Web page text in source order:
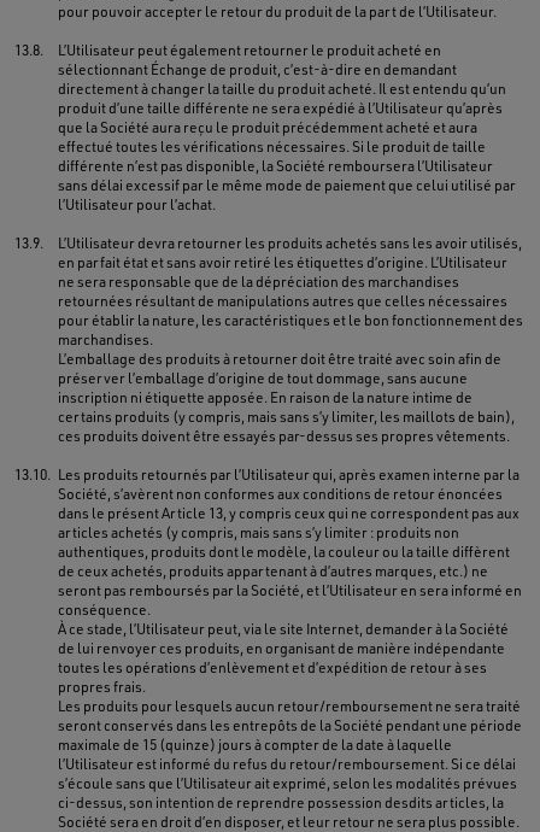
pour pouvoir accepter le retour du produit de la part de l’Utilisateur.
13.8.
L’Utilisateur peut également retourner le produit acheté en
sélectionnant Échange de produit, c’est-à-dire en demandant
directement à changer la taille du produit acheté. Il est entendu qu’un
produit d’une taille différente ne sera expédié à l’Utilisateur qu’après
que la Société aura reçu le produit précédemment acheté et aura
effectué toutes les vérifications nécessaires. Si le produit de taille
différente n’est pas disponible, la Société remboursera l’Utilisateur
sans délai excessif par le même mode de paiement que celui utilisé par
l’Utilisateur pour l’achat.
13.9.
L’Utilisateur devra retourner les produits achetés sans les avoir utilisés,
en parfait état et sans avoir retiré les étiquettes d’origine. L’Utilisateur
ne sera responsable que de la dépréciation des marchandises
retournées résultant de manipulations autres que celles nécessaires
pour établir la nature, les caractéristiques et le bon fonctionnement des
marchandises.
L’emballage des produits à retourner doit être traité avec soin afin de
préserver l’emballage d’origine de tout dommage, sans aucune
inscription ni étiquette apposée. En raison de la nature intime de
certains produits (y compris, mais sans s’y limiter, les maillots de bain),
ces produits doivent être essayés par-dessus ses propres vêtements.
13.10. Les produits retournés par l’Utilisateur qui, après examen interne par la
Société, s’avèrent non conformes aux conditions de retour énoncées
dans le présent Article 13, y compris ceux qui ne correspondent pas aux
articles achetés (y compris, mais sans s’y limiter : produits non
authentiques, produits dont le modèle, la couleur ou la taille diffèrent
de ceux achetés, produits appartenant à d’autres marques, etc.) ne
seront pas remboursés par la Société, et l’Utilisateur en sera informé en
conséquence.
À ce stade, l’Utilisateur peut, via le site Internet, demander à la Société
de lui renvoyer ces produits, en organisant de manière indépendante
toutes les opérations d’enlèvement et d’expédition de retour à ses
propres frais.
Les produits pour lesquels aucun retour/remboursement ne sera traité
seront conservés dans les entrepôts de la Société pendant une période
maximale de 15 (quinze) jours à compter de la date à laquelle
l’Utilisateur est informé du refus du retour/remboursement. Si ce délai
s’écoule sans que l’Utilisateur ait exprimé, selon les modalités prévues
ci-dessus, son intention de reprendre possession desdits articles, la
Société sera en droit d’en disposer, et leur retour ne sera plus possible.